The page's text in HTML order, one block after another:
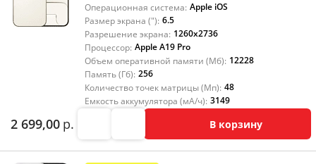
Операционная система: Apple iOS
Размер экрана ("): 6.5
Разрешение экрана: 1260x2736
Процессор: Apple A19 Pro
Объем оперативной памяти (Мб): 12228
Память (Гб): 256
Количество точек матрицы (Мп): 48
Емкость аккумулятора (мА/ч): 3149
2 699,00 р. В корзину